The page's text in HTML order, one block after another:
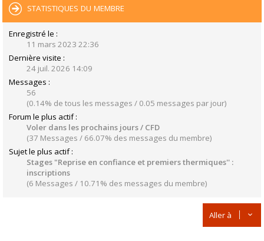
STATISTIQUES DU MEMBRE
Enregistré le :
11 mars 2023 22:36
Dernière visite :
24 juil. 2026 14:09
Messages :
56
(0.14% de tous les messages / 0.05 messages par jour)
Forum le plus actif :
Voler dans les prochains jours / CFD
(37 Messages / 66.07% des messages du membre)
Sujet le plus actif :
Stages "Reprise en confiance et premiers thermiques'' :
inscriptions
(6 Messages / 10.71% des messages du membre)
Aller à